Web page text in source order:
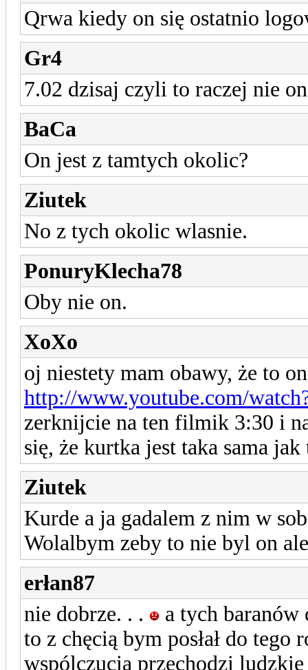
Qrwa kiedy on się ostatnio
Gr4
7.02 dzisaj czyli to raczej nie
BaCa
On jest z tamtych okolic?
Ziutek
No z tych okolic wlasnie.
PonuryKlecha78
Oby nie on.
XoXo
oj niestety mam obawy, że to
http://www.youtube.com/
zerknijcie na ten filmik 3:30 i
się, że kurtka jest taka sama
Ziutek
Kurde a ja gadalem z nim w
Wolalbym zeby to nie byl on
erłan87
nie dobrze. . .
a tych
to z chęcią bym posłał do
wspólczucia przechodzi